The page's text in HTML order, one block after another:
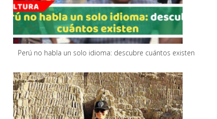
Perú no habla un solo idioma: descubre cuántos existen